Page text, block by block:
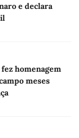
e declara
homenagem
meses